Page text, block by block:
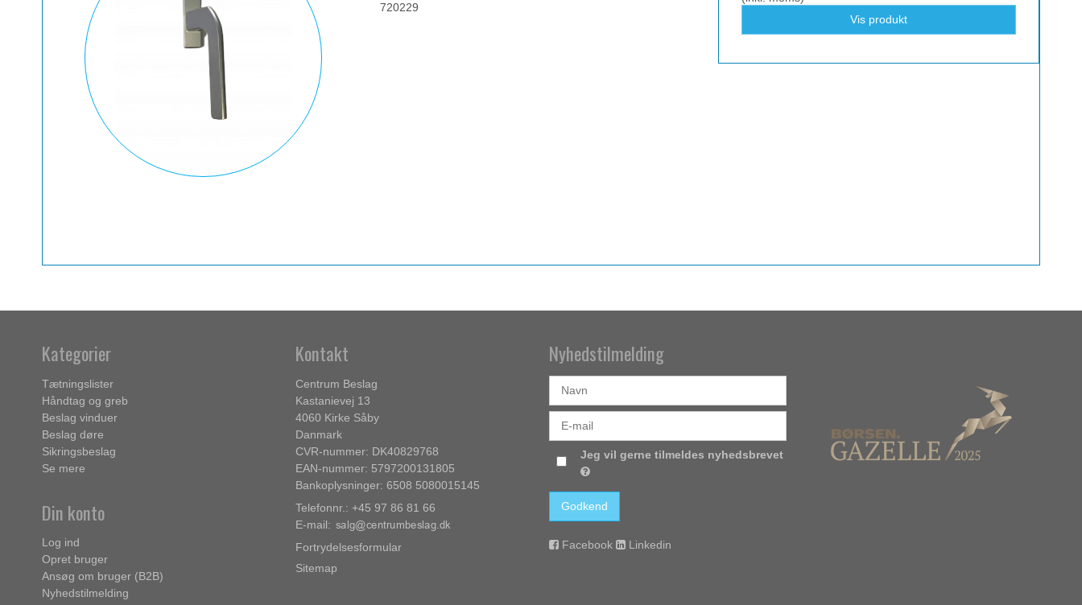
720229
Vis produkt
Kategorier
Tætningslister
Håndtag og greb
Beslag vinduer
Beslag døre
Sikringsbeslag
Se mere
Din konto
Log ind
Opret bruger
Ansøg om bruger (B2B)
Nyhedstilmelding
Kontakt
Centrum Beslag
Kastanievej 13
4060 Kirke Såby
Danmark
CVR-nummer: DK40829768
EAN-nummer: 5797200131805
Bankoplysninger: 6508 5080015145
Telefonnr.: +45 97 86 81 66
E-mail:
Fortrydelsesformular
Sitemap
Nyhedstilmelding
Jeg vil gerne tilmeldes nyhedsbrevet
Godkend
Facebook Linkedin